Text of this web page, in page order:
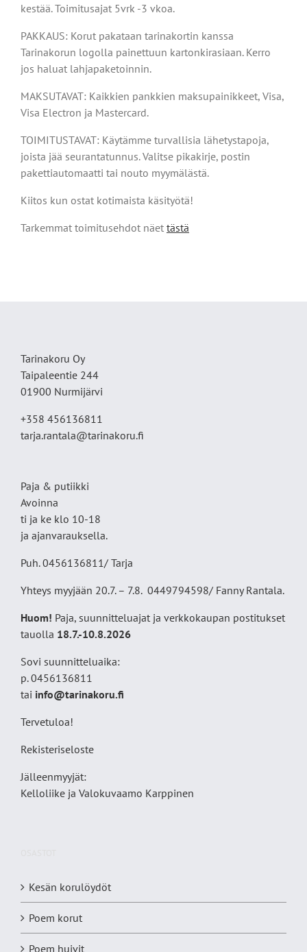
kestää. Toimitusajat 5vrk -3 vkoa.
PAKKAUS: Korut pakataan tarinakortin kanssa
Tarinakorun logolla painettuun kartonkirasiaan. Kerro
jos haluat lahjapaketoinnin.
MAKSUTAVAT: Kaikkien pankkien maksupainikkeet, Visa,
Visa Electron ja Mastercard.
TOIMITUSTAVAT: Käytämme turvallisia lähetystapoja,
joista jää seurantatunnus. Valitse pikakirje, postin
pakettiautomaatti tai nouto myymälästä.
Kiitos kun ostat kotimaista käsityötä!
Tarkemmat toimitusehdot näet tästä
Tarinakoru Oy
Taipaleentie 244
01900 Nurmijärvi
+358 456136811
tarja.rantala@tarinakoru.fi
Paja & putiikki
Avoinna
ti ja ke klo 10-18
ja ajanvarauksella.
Puh. 0456136811/ Tarja
Yhteys myyjään 20.7. – 7.8. 0449794598/ Fanny Rantala.
Huom! Paja, suunnitteluajat ja verkkokaupan postitukset
tauolla 18.7.-10.8.2026
Sovi suunnitteluaika:
p. 0456136811
tai info@tarinakoru.fi
Tervetuloa!
Rekisteriseloste
Jälleenmyyjät:
Kelloliike ja Valokuvaamo Karppinen
Kesän korulöydöt
Poem korut
Poem huivit